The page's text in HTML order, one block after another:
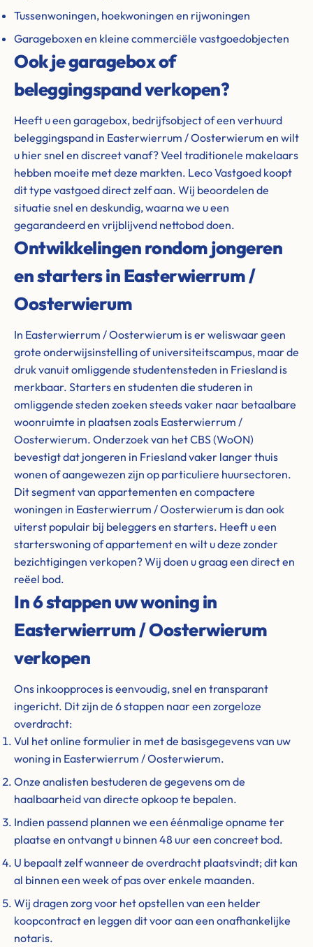
Tussenwoningen, hoekwoningen en rijwoningen
Garageboxen en kleine commerciële vastgoedobjecten
Ook je garagebox of
beleggingspand verkopen?
Heeft u een garagebox, bedrijfsobject of een verhuurd
beleggingspand in Easterwierrum / Oosterwierum en wilt
u hier snel en discreet vanaf? Veel traditionele makelaars
hebben moeite met deze markten. Leco Vastgoed koopt
dit type vastgoed direct zelf aan. Wij beoordelen de
situatie snel en deskundig, waarna we u een
gegarandeerd en vrijblijvend nettobod doen.
Ontwikkelingen rondom jongeren
en starters in Easterwierrum /
Oosterwierum
In Easterwierrum / Oosterwierum is er weliswaar geen
grote onderwijsinstelling of universiteitscampus, maar de
druk vanuit omliggende studentensteden in Friesland is
merkbaar. Starters en studenten die studeren in
omliggende steden zoeken steeds vaker naar betaalbare
woonruimte in plaatsen zoals Easterwierrum /
Oosterwierum. Onderzoek van het CBS (WoON)
bevestigt dat jongeren in Friesland vaker langer thuis
wonen of aangewezen zijn op particuliere huursectoren.
Dit segment van appartementen en compactere
woningen in Easterwierrum / Oosterwierum is dan ook
uiterst populair bij beleggers en starters. Heeft u een
starterswoning of appartement en wilt u deze zonder
bezichtigingen verkopen? Wij doen u graag een direct en
reëel bod.
In 6 stappen uw woning in
Easterwierrum / Oosterwierum
verkopen
Ons inkoopproces is eenvoudig, snel en transparant
ingericht. Dit zijn de 6 stappen naar een zorgeloze
overdracht:
Vul het online formulier in met de basisgegevens van uw
woning in Easterwierrum / Oosterwierum.
Onze analisten bestuderen de gegevens om de
haalbaarheid van directe opkoop te bepalen.
Indien passend plannen we een éénmalige opname ter
plaatse en ontvangt u binnen 48 uur een concreet bod.
U bepaalt zelf wanneer de overdracht plaatsvindt; dit kan
al binnen een week of pas over enkele maanden.
Wij dragen zorg voor het opstellen van een helder
koopcontract en leggen dit voor aan een onafhankelijke
notaris.